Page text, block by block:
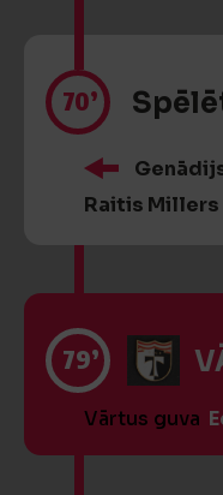
70’
Raitis Millers
79’
Vārtus guva